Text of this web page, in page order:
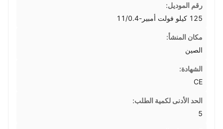
رقم الموديل:
125 كيلو فولت أمبير-11/0.4
مكان المنشأ:
الصين
الشهادة:
CE
الحد الأدنى لكمية الطلب:
5